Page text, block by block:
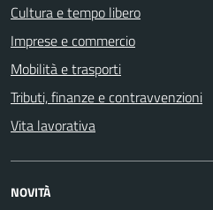
Cultura e tempo libero
Imprese e commercio
Mobilità e trasporti
Tributi, finanze e contravvenzioni
Vita lavorativa
NOVITÀ